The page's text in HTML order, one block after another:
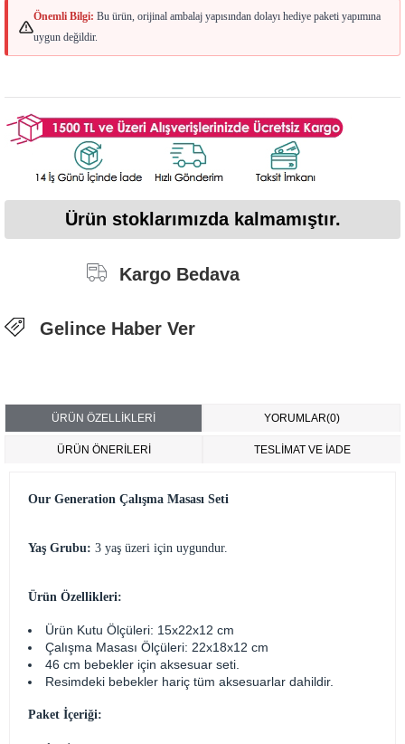
Önemli Bilgi: Bu ürün, orijinal ambalaj yapısından dolayı hediye paketi yapımına
uygun değildir.
Ürün stoklarımızda kalmamıştır.
Kargo Bedava
Gelince Haber Ver
ÜRÜN ÖZELLIKLERI YORUMLAR(0)
ÜRÜN ÖNERILERI TESLİMAT VE İADE
Our Generation Çalışma Masası Seti
Yaş Grubu: 3 yaş üzeri için uygundur.
Ürün Özellikleri:
Ürün Kutu Ölçüleri: 15x22x12 cm
Çalışma Masası Ölçüleri: 22x18x12 cm
46 cm bebekler için aksesuar seti.
Resimdeki bebekler hariç tüm aksesuarlar dahildir.
Paket İçeriği: